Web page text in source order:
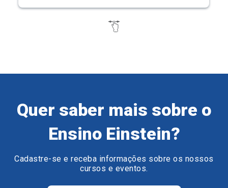
Quer saber mais sobre o
Ensino Einstein?
Cadastre-se e receba informações sobre os nossos
cursos e eventos.